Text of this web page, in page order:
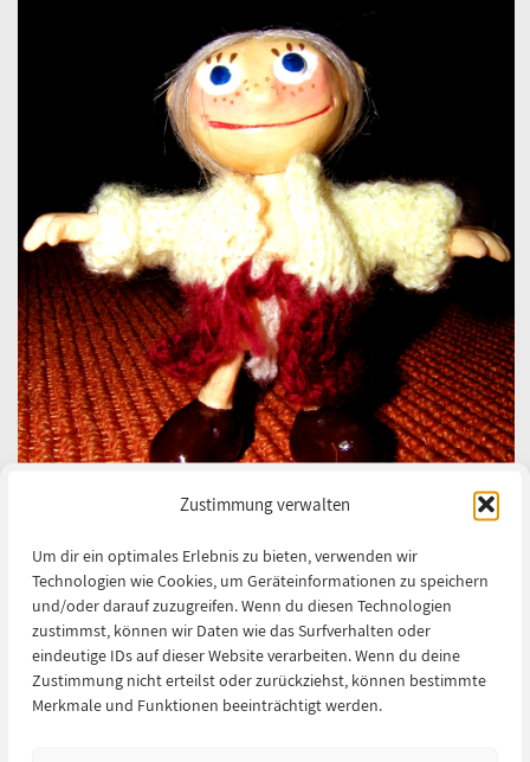
Zustimmung verwalten
Um dir ein optimales Erlebnis zu bieten, verwenden wir
Technologien wie Cookies, um Geräteinformationen zu speichern
und/oder darauf zuzugreifen. Wenn du diesen Technologien
zustimmst, können wir Daten wie das Surfverhalten oder
eindeutige IDs auf dieser Website verarbeiten. Wenn du deine
Zustimmung nicht erteilst oder zurückziehst, können bestimmte
Merkmale und Funktionen beeinträchtigt werden.
Hauptfigur, Foto zum Kinderbuch Jemand hat was
angestellt